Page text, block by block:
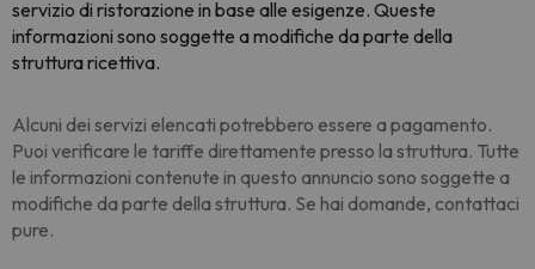
servizio di ristorazione in base alle esigenze. Queste
informazioni sono soggette a modifiche da parte della
struttura ricettiva.
Alcuni dei servizi elencati potrebbero essere a pagamento.
Puoi verificare le tariffe direttamente presso la struttura. Tutte
le informazioni contenute in questo annuncio sono soggette a
modifiche da parte della struttura. Se hai domande, contattaci
pure.